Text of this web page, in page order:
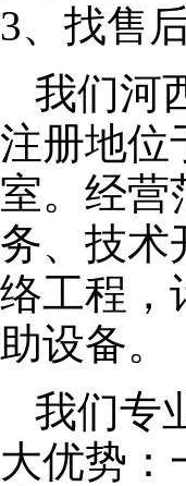
3、找售
我们河
注册地位
室。经营
务、技术
络工程，
助设备。
我们专
大优势：